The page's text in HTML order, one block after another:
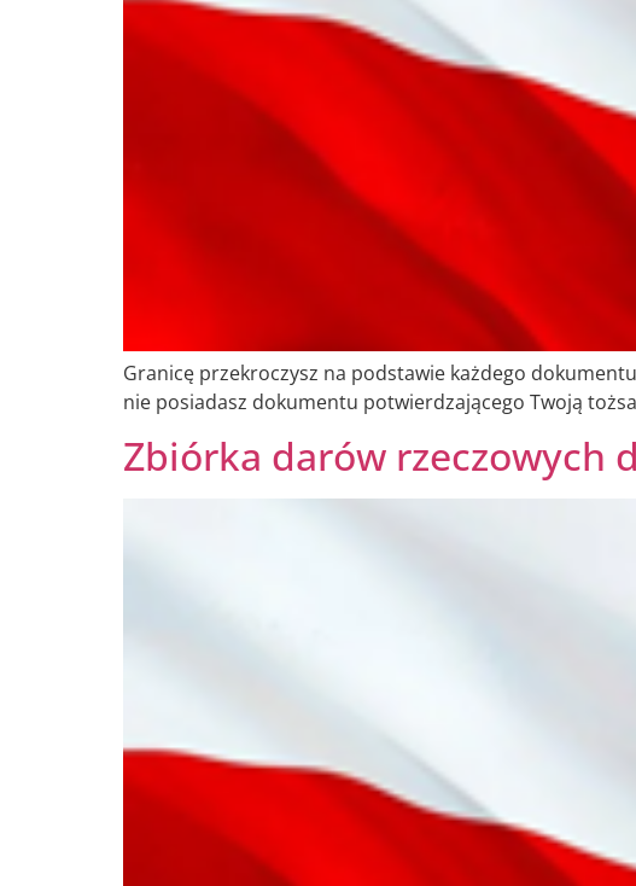
Granicę przekroczysz na podstawie każdego
nie posiadasz dokumentu potwierdzającego Twoją
Zbiórka darów rzeczowych